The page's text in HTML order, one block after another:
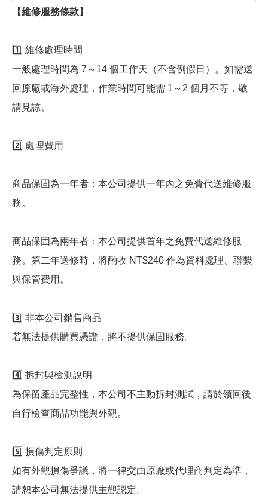
【維修服務條款】
1️⃣ 維修處理時間
一般處理時間為 7～14 個工作天（不含例假日）。如需送
回原廠或海外處理，作業時間可能需 1～2 個月不等，敬
請見諒。
2️⃣ 處理費用
商品保固為一年者：本公司提供一年內之免費代送維修服
務。
商品保固為兩年者：本公司提供首年之免費代送維修服
務。第二年送修時，將酌收 NT$240 作為資料處理、聯繫
與保管費用。
3️⃣ 非本公司銷售商品
若無法提供購買憑證，將不提供保固服務。
4️⃣ 拆封與檢測說明
為保留產品完整性，本公司不主動拆封測試，請於領回後
自行檢查商品功能與外觀。
5️⃣ 損傷判定原則
如有外觀損傷爭議，將一律交由原廠或代理商判定為準，
請恕本公司無法提供主觀認定。